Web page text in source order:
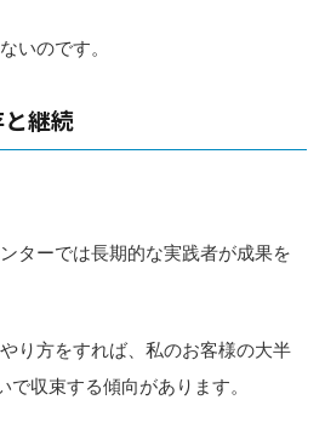
いのです。
継続
ターでは長期的な実践者が成果を
り方をすれば、私のお客様の大半
収束する傾向があります。